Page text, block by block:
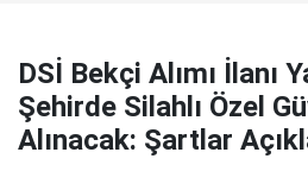
DSİ Bekçi Alımı İlanı
Şehirde Silahlı Özel
Alınacak: Şartlar